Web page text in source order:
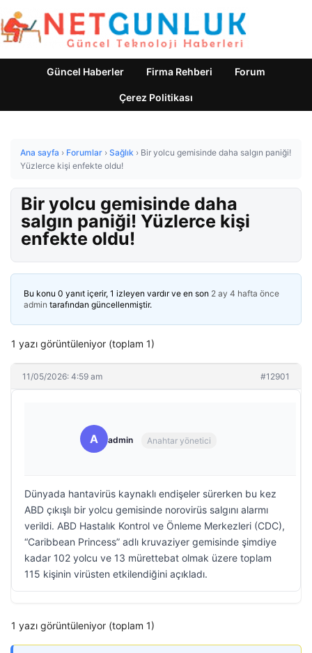
Güncel Haberler Firma Rehberi Forum
Çerez Politikası
Ana sayfa › Forumlar › Sağlık › Bir yolcu gemisinde daha salgın paniği!
Yüzlerce kişi enfekte oldu!
Bir yolcu gemisinde daha
salgın paniği! Yüzlerce kişi
enfekte oldu!
Bu konu 0 yanıt içerir, 1 izleyen vardır ve en son 2 ay 4 hafta önce
admin tarafından güncellenmiştir.
1 yazı görüntüleniyor (toplam 1)
11/05/2026: 4:59 am #12901
A admin Anahtar yönetici
Dünyada hantavirüs kaynaklı endişeler sürerken bu kez
ABD çıkışlı bir yolcu gemisinde norovirüs salgını alarmı
verildi. ABD Hastalık Kontrol ve Önleme Merkezleri (CDC),
“Caribbean Princess” adlı kruvaziyer gemisinde şimdiye
kadar 102 yolcu ve 13 mürettebat olmak üzere toplam
115 kişinin virüsten etkilendiğini açıkladı.
1 yazı görüntüleniyor (toplam 1)